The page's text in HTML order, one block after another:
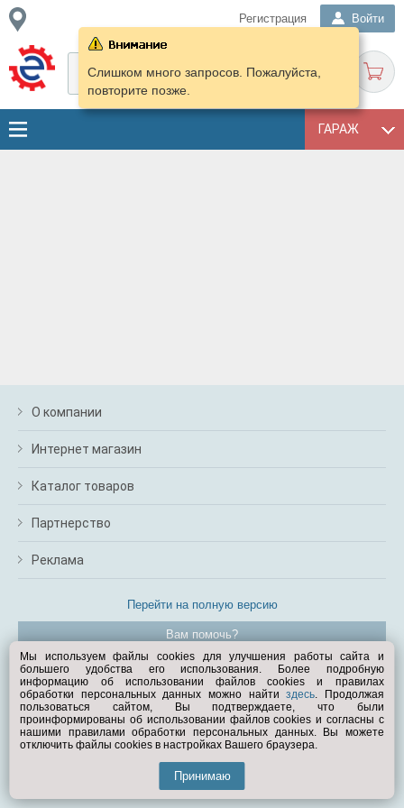
Регистрация Войти
ГАРАЖ
Слишком много запросов. Пожалуйста,
повторите позже.
О компании
Интернет магазин
Каталог товаров
Партнерство
Реклама
Перейти на полную версию
Вам помочь?
© Exist.ru 1998—2026
Мы используем файлы cookies для улучшения работы сайта и
большего удобства его использования. Более подробную
информацию об использовании файлов cookies и правилах
обработки персональных данных можно найтиздесь. Продолжая
пользоваться сайтом, Вы подтверждаете, что были
проинформированы об использовании файлов cookies и согласны с
нашими правилами обработки персональных данных. Вы можете
отключить файлы cookies в настройках Вашего браузера.
Принимаю